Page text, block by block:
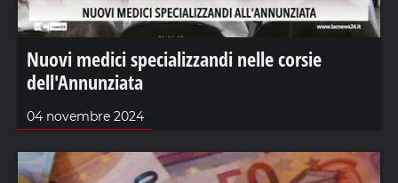
Nuovi medici specializzandi nelle corsie
dell'Annunziata
04 novembre 2024